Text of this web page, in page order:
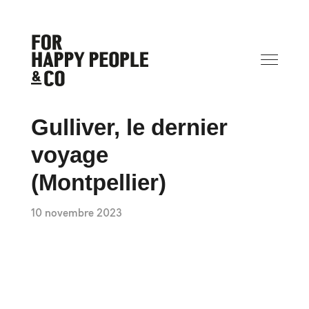
Gulliver, le dernier
voyage
(Montpellier)
10 novembre 2023